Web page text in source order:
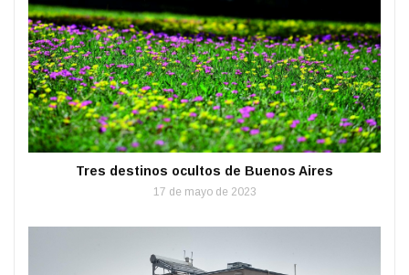
Tres destinos ocultos de Buenos Aires
17 de mayo de 2023